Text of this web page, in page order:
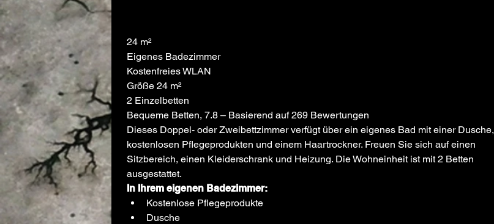
24 m²
Eigenes Badezimmer
Kostenfreies WLAN
Größe 24 m²
2 Einzelbetten
Bequeme Betten, 7.8 – Basierend auf 269 Bewertungen
Dieses Doppel- oder Zweibettzimmer verfügt über ein eigenes Bad mit einer Dusche,
kostenlosen Pflegeprodukten und einem Haartrockner. Freuen Sie sich auf einen
Sitzbereich, einen Kleiderschrank und Heizung. Die Wohneinheit ist mit 2 Betten
ausgestattet.
In Ihrem eigenen Badezimmer:
Kostenlose Pflegeprodukte
Dusche